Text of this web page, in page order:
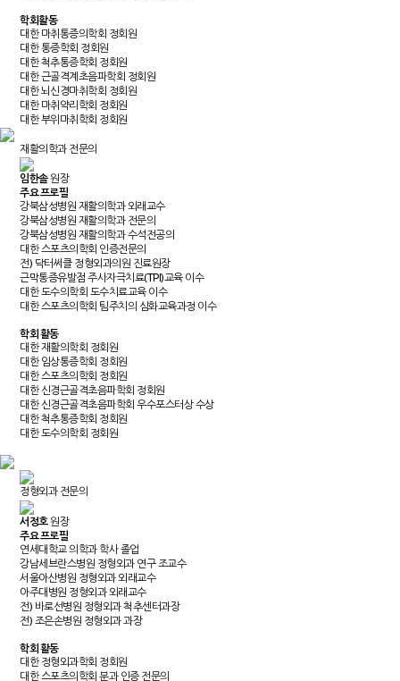
학회활동
대한 마취통증의학회 정회원
대한 통증학회 정회원
대한 척추통증학회 정회원
대한 근골격계초음파학회 정회원
대한 뇌신경마취학회 정회원
대한 마취약리학회 정회원
대한 부위마취학회 정회원
재활의학과 전문의
임한솔원장
주요 프로필
강북삼성병원 재활의학과 외래교수
강북삼성병원 재활의학과 전문의
강북삼성병원 재활의학과 수석전공의
대한 스포츠의학회 인증전문의
전) 닥터써클 정형외과의원 진료원장
근막통증유발점 주사자극치료(TPI)교육 이수
대한 도수의학회 도수치료교육 이수
대한 스포츠의학회 팀주치의 심화교육과정 이수
학회 활동
대한 재활의학회 정회원
대한 임상통증학회 정회원
대한 스포츠의학회 정회원
대한 신경근골격초음파학회 정회원
대한 신경근골격초음파학회 우수포스터상 수상
대한 척추통증학회 정회원
대한 도수의학회 정회원
정형외과 전문의
서정호원장
주요 프로필
연세대학교 의학과 학사 졸업
강남세브란스병원 정형외과 연구 조교수
서울아산병원 정형외과 외래교수
아주대병원 정형외과 외래교수
전) 바로선병원 정형외과 척추센터과장
전) 조은손병원 정형외과 과장
학회 활동
대한 정형외과학회 정회원
대한 스포츠의학회 분과 인증 전문의